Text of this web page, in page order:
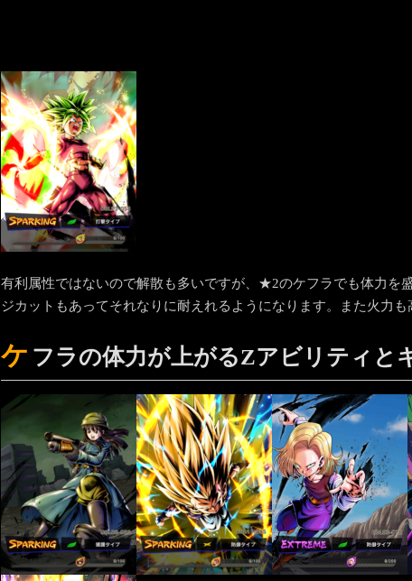
有利属性ではないので解散も多いですが、★2のケフラでも体力を
ジカットもあってそれなりに耐えれるようになります。また火力も
ケ フラの体力が上がるZアビリティと